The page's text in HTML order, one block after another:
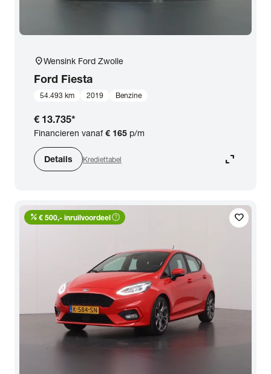
location_onWensink Ford Zwolle
Ford Fiesta
54.493 km 2019 Benzine
€ 13.735*
Financieren vanaf€ 165 p/m
Details Krediettabel expand_content
favorite
percent € 500,- inruilvoordeelhelp_outline